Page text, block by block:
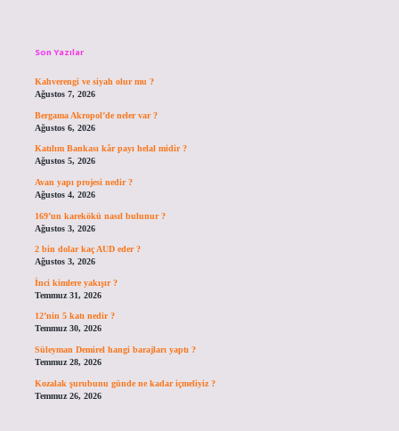
Son Yazılar
Kahverengi ve siyah olur mu ?
Ağustos 7, 2026
Bergama Akropol’de neler var ?
Ağustos 6, 2026
Katılım Bankası kâr payı helal midir ?
Ağustos 5, 2026
Avan yapı projesi nedir ?
Ağustos 4, 2026
169’un karekökü nasıl bulunur ?
Ağustos 3, 2026
2 bin dolar kaç AUD eder ?
Ağustos 3, 2026
İnci kimlere yakışır ?
Temmuz 31, 2026
12’nin 5 katı nedir ?
Temmuz 30, 2026
Süleyman Demirel hangi barajları yaptı ?
Temmuz 28, 2026
Kozalak şurubunu günde ne kadar içmeliyiz ?
Temmuz 26, 2026